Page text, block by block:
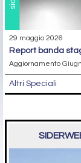
29 maggio 2026
report banda
Aggiornamento
Altri Speciali